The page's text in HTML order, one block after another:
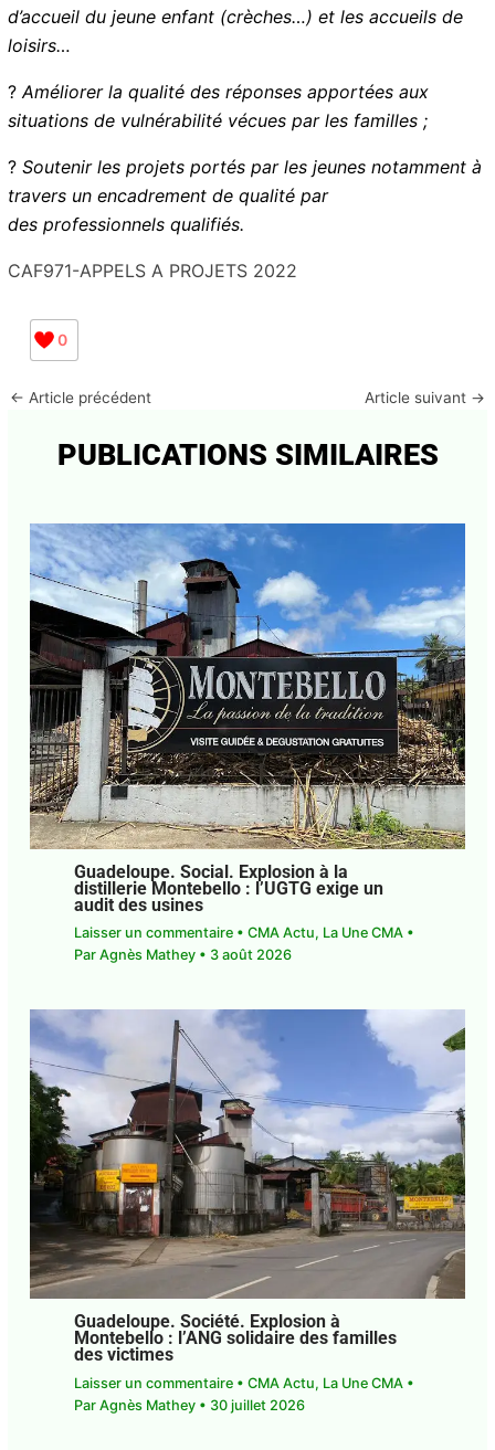
d’accueil du jeune enfant (crèches…) et les accueils de
loisirs…
?Améliorer la qualité des réponses apportées aux
situations de vulnérabilité vécues par les familles ;
?Soutenir les projets portés par les jeunes notamment à
travers un encadrement de qualité par
des professionnels qualifiés.
CAF971-APPELS A PROJETS 2022
0
← Article précédent Article suivant →
PUBLICATIONS SIMILAIRES
Guadeloupe. Social. Explosion à la
distillerie Montebello : l’UGTG exige un
audit des usines
Laisser un commentaire • CMA Actu, La Une CMA•
Par Agnès Mathey • 3 août 2026
Guadeloupe. Société. Explosion à
Montebello : l’ANG solidaire des familles
des victimes
Laisser un commentaire • CMA Actu, La Une CMA •
Par Agnès Mathey • 30 juillet 2026